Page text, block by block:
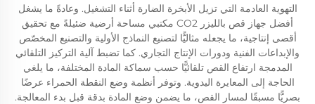
التهوية العادمة التي تزيل الأبخرة الضارة أثناء التشغيل. وعادةً ما يشغل
أفضل جهاز قص بالليزر CO2 مكتبي مساحة أرضية ضئيلةً مع تحقيق
أقصى إنتاجية، ما يجعله مثاليًّا لتصنيع النماذج الأولية والتصنيع المخصّص
والإبداعات الفنية ودورات الإنتاج التجاري. كما تضبط آلية التركيز التلقائي
المدمجة ارتفاع القص تلقائيًّا حسب سماكة المادة المختلفة، ما يلغي
الحاجة إلى المعايرة اليدوية. وتوفر أنظمة وضع النقطة الحمراء عرضًا
بصريًّا مسبقًا لمسار القص، ما يضمن وضع المادة بدقة قبل بدء المعالجة.